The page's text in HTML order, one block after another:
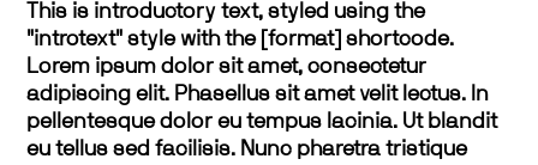
This is introductory text, styled using the
"introtext" style with the [format] shortcode.
Lorem ipsum dolor sit amet, consectetur
adipiscing elit. Phasellus sit amet velit lectus. In
pellentesque dolor eu tempus lacinia. Ut blandit
eu tellus sed facilisis. Nunc pharetra tristique